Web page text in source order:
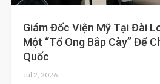
Giám Đốc Viện Mỹ Tại Đài
Một “tổ Ong Bắp Cày” Để
Quốc
Jul 2, 2026